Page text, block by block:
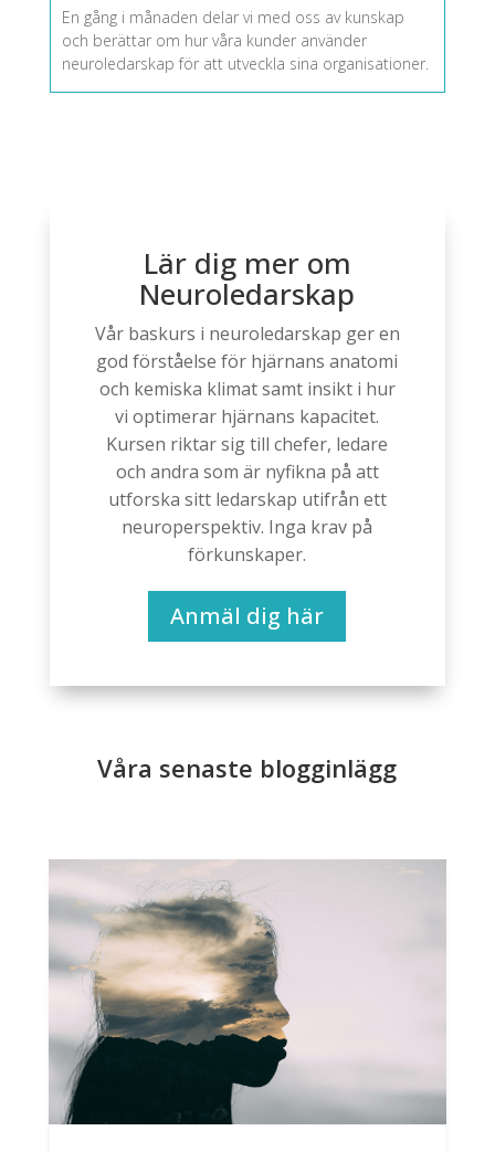
En gång i månaden delar vi med oss av kunskap
och berättar om hur våra kunder använder
neuroledarskap för att utveckla sina organisationer.
Lär dig mer om
Neuroledarskap
Vår baskurs i neuroledarskap ger en
god förståelse för hjärnans anatomi
och kemiska klimat samt insikt i hur
vi optimerar hjärnans kapacitet.
Kursen riktar sig till chefer, ledare
och andra som är nyfikna på att
utforska sitt ledarskap utifrån ett
neuroperspektiv. Inga krav på
förkunskaper.
Anmäl dig här
Våra senaste blogginlägg